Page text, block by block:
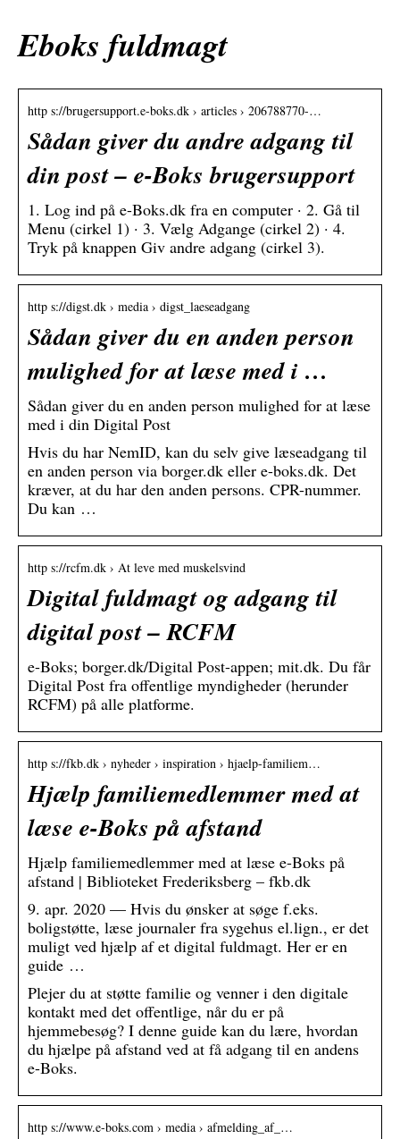
Eboks fuldmagt
http s://brugersupport.e-boks.dk › articles › 206788770-…
Sådan giver du andre adgang til
din post – e-Boks brugersupport
1. Log ind på e-Boks.dk fra en computer · 2. Gå til
Menu (cirkel 1) · 3. Vælg Adgange (cirkel 2) · 4.
Tryk på knappen Giv andre adgang (cirkel 3).
http s://digst.dk › media › digst_laeseadgang
Sådan giver du en anden person
mulighed for at læse med i …
Sådan giver du en anden person mulighed for at læse
med i din Digital Post
Hvis du har NemID, kan du selv give læseadgang til
en anden person via borger.dk eller e-boks.dk. Det
kræver, at du har den anden persons. CPR-nummer.
Du kan …
http s://rcfm.dk › At leve med muskelsvind
Digital fuldmagt og adgang til
digital post – RCFM
e-Boks; borger.dk/Digital Post-appen; mit.dk. Du får
Digital Post fra offentlige myndigheder (herunder
RCFM) på alle platforme.
http s://fkb.dk › nyheder › inspiration › hjaelp-familiem…
Hjælp familiemedlemmer med at
læse e-Boks på afstand
Hjælp familiemedlemmer med at læse e-Boks på
afstand | Biblioteket Frederiksberg – fkb.dk
9. apr. 2020 — Hvis du ønsker at søge f.eks.
boligstøtte, læse journaler fra sygehus el.lign., er det
muligt ved hjælp af et digital fuldmagt. Her er en
guide …
Plejer du at støtte familie og venner i den digitale
kontakt med det offentlige, når du er på
hjemmebesøg? I denne guide kan du lære, hvordan
du hjælpe på afstand ved at få adgang til en andens
e-Boks.
http s://www.e-boks.com › media › afmelding_af_…